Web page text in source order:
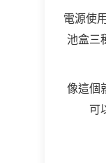
電源使
池盒三
像這個
可